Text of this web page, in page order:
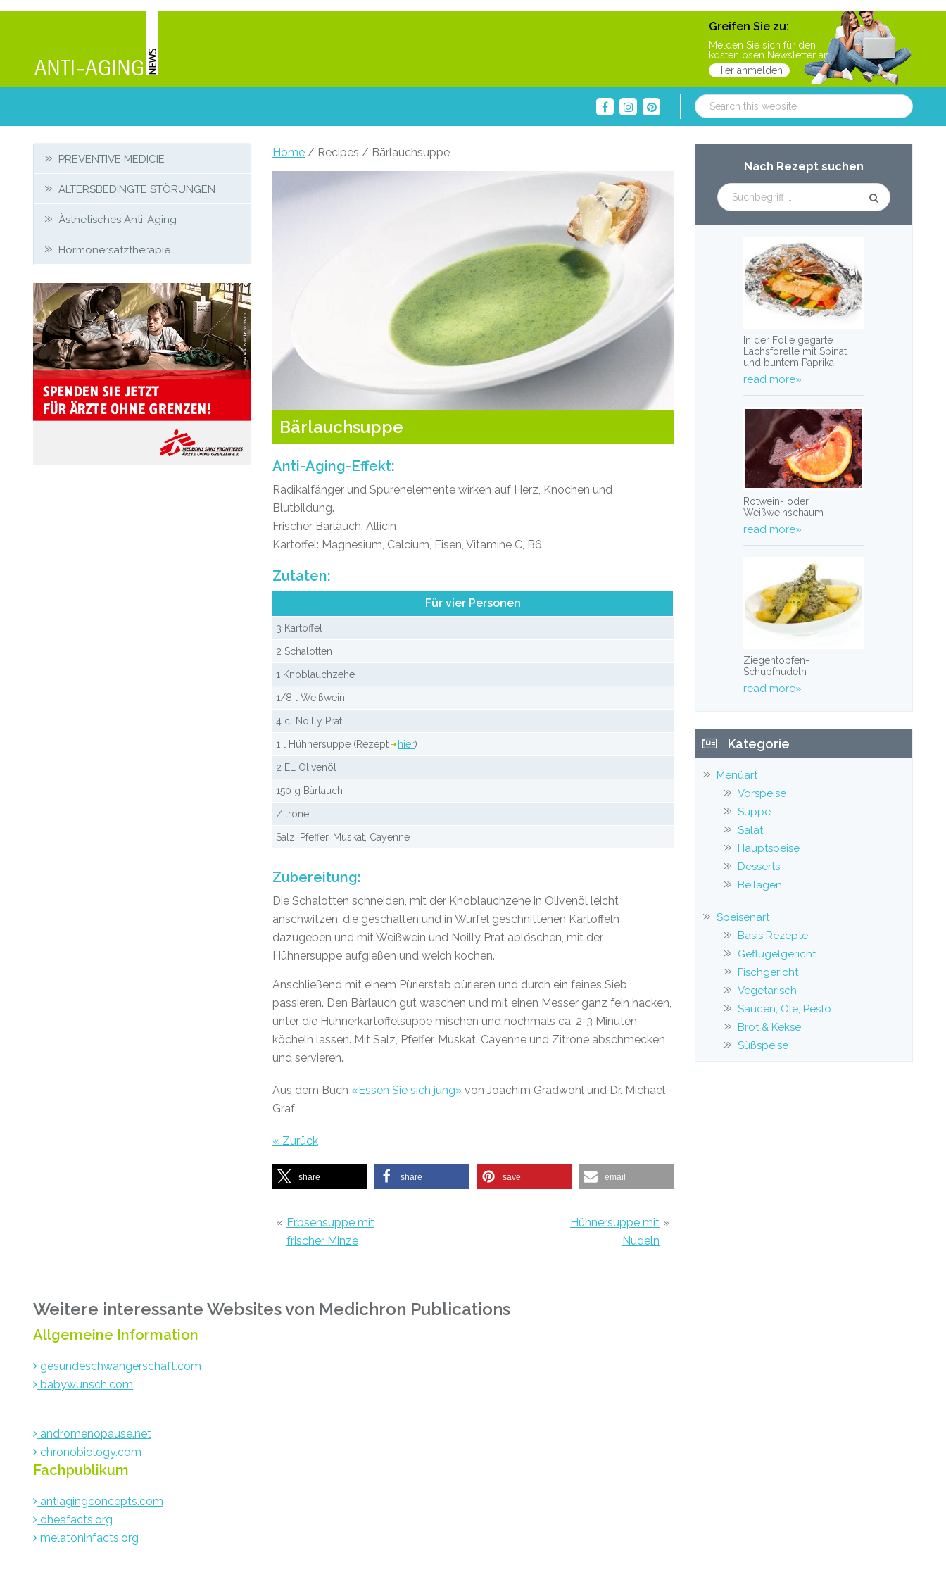
Greifen Sie zu:
Melden Sie sich für den
kostenlosen Newsletter an
Hier anmelden
Search
this
website
Home / Recipes / Bärlauchsuppe
Bärlauchsuppe
Anti-Aging-Effekt:
Radikalfänger und Spurenelemente wirken auf Herz, Knochen und
Blutbildung.
Frischer Bärlauch: Allicin
Kartoffel: Magnesium, Calcium, Eisen, Vitamine C, B6
Zutaten:
Für vier Personen
3 Kartoffel
2 Schalotten
1 Knoblauchzehe
1/8 l Weißwein
4 cl Noilly Prat
1 l Hühnersuppe (Rezept hier)
2 EL Olivenöl
150 g Bärlauch
Zitrone
Salz, Pfeffer, Muskat, Cayenne
Zubereitung:
Die Schalotten schneiden, mit der Knoblauchzehe in Olivenöl leicht
anschwitzen, die geschälten und in Würfel geschnittenen Kartoffeln
dazugeben und mit Weißwein und Noilly Prat ablöschen, mit der
Hühnersuppe aufgießen und weich kochen.
Anschließend mit einem Pürierstab pürieren und durch ein feines Sieb
passieren. Den Bärlauch gut waschen und mit einen Messer ganz fein hacken,
unter die Hühnerkartoffelsuppe mischen und nochmals ca. 2-3 Minuten
köcheln lassen. Mit Salz, Pfeffer, Muskat, Cayenne und Zitrone abschmecken
und servieren.
Aus dem Buch «Essen Sie sich jung» von Joachim Gradwohl und Dr. Michael
Graf
« Zurück
share share save email
« Erbsensuppe mit
frischer Minze
Hühnersuppe mit
Nudeln
»
Primary
Sidebar
Nach Rezept suchen
In der Folie gegarte
Lachsforelle mit Spinat
und buntem Paprika
read more»
Rotwein- oder
Weißweinschaum
read more»
Ziegentopfen-
Schupfnudeln
read more»
Kategorie
Menüart
Vorspeise
Suppe
Salat
Hauptspeise
Desserts
Beilagen
Speisenart
Basis Rezepte
Geflügelgericht
Fischgericht
Vegetarisch
Saucen, Öle, Pesto
Brot & Kekse
Süßspeise
Secondary
Sidebar
PREVENTIVE MEDICIE
ALTERSBEDINGTE STÖRUNGEN
Ästhetisches Anti-Aging
Hormonersatztherapie
Weitere interessante Websites von Medichron Publications
Allgemeine Information
gesundeschwangerschaft.com
babywunsch.com
andromenopause.net
chronobiology.com
Fachpublikum
antiagingconcepts.com
dheafacts.org
melatoninfacts.org